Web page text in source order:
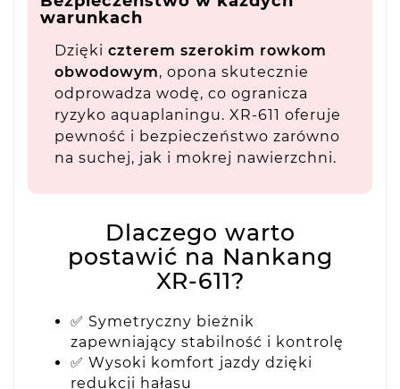
warunkach
Dzięki czterem szerokim rowkom
obwodowym, opona skutecznie
odprowadza wodę, co ogranicza
ryzyko aquaplaningu. XR-611 oferuje
pewność i bezpieczeństwo zarówno
na suchej, jak i mokrej nawierzchni.
Dlaczego warto
postawić na Nankang
XR-611?
✅ Symetryczny bieżnik
zapewniający stabilność i kontrolę
✅ Wysoki komfort jazdy dzięki
redukcji hałasu